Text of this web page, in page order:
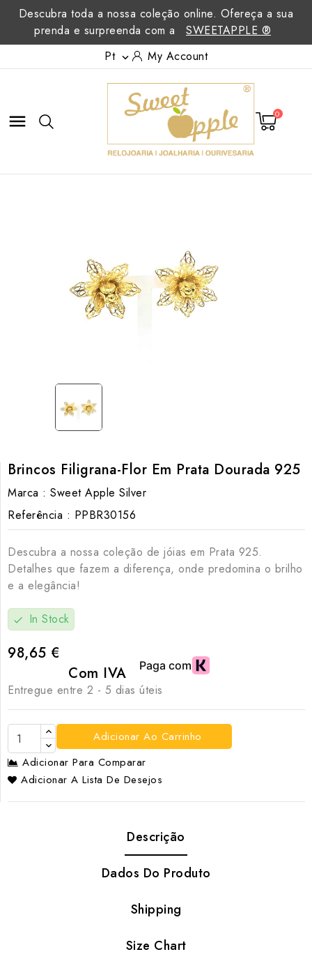
Descubra toda a nossa coleção online. Ofereça a sua
prenda e surpreenda com a
SWEETAPPLE ®
Pt  My Account
 0
Brincos Filigrana-Flor Em Prata Dourada 925
Marca : Sweet Apple Silver
Referência : PPBR30156
Descubra a nossa coleção de jóias em Prata 925.
Detalhes que fazem a diferença, onde predomina o brilho
e a elegância!
check In Stock
98,65 €
Com IVA
Entregue entre 2 - 5 dias úteis
Adicionar Ao Carrinho
Adicionar Para Comparar
Adicionar A Lista De Desejos
Descrição
Dados Do Produto
Shipping
Size Chart